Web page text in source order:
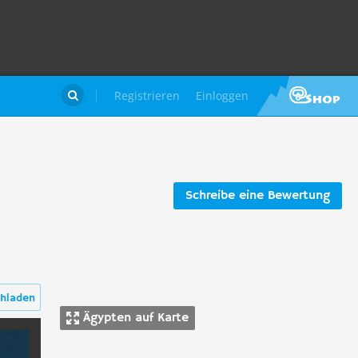
Registrieren Einloggen

Schreibe eine Bewertung
Ägypten auf Karte